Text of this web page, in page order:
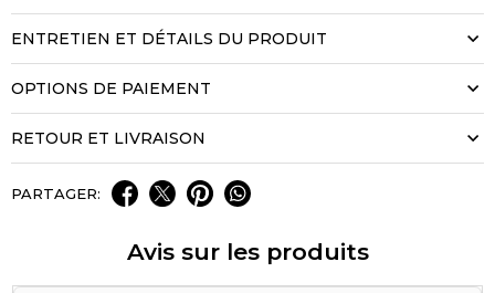
ENTRETIEN ET DÉTAILS DU PRODUIT
OPTIONS DE PAIEMENT
RETOUR ET LIVRAISON
PARTAGER:
Avis sur les produits